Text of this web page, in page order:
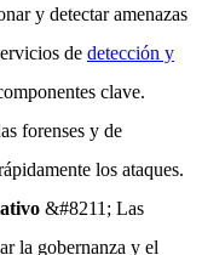
y detectar amenazas
de detección y
clave.
forenses y de
los ataques.
&#8211; Las
la gobernanza y el